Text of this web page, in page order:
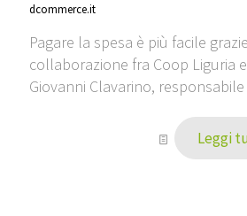
dcommerce.it
Pagare la spesa è più facile
collaborazione fra Coop Liguria
Giovanni Clavarino,
Leggi